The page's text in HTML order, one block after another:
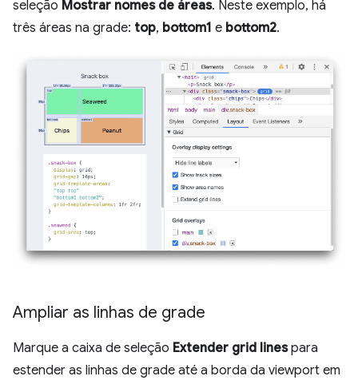
seleção Mostrar nomes de áreas. Neste exemplo, há
três áreas na grade: top, bottom1 e bottom2.
Ampliar as linhas de grade
Marque a caixa de seleção Extender grid linespara
estender as linhas de grade até a borda da viewport em